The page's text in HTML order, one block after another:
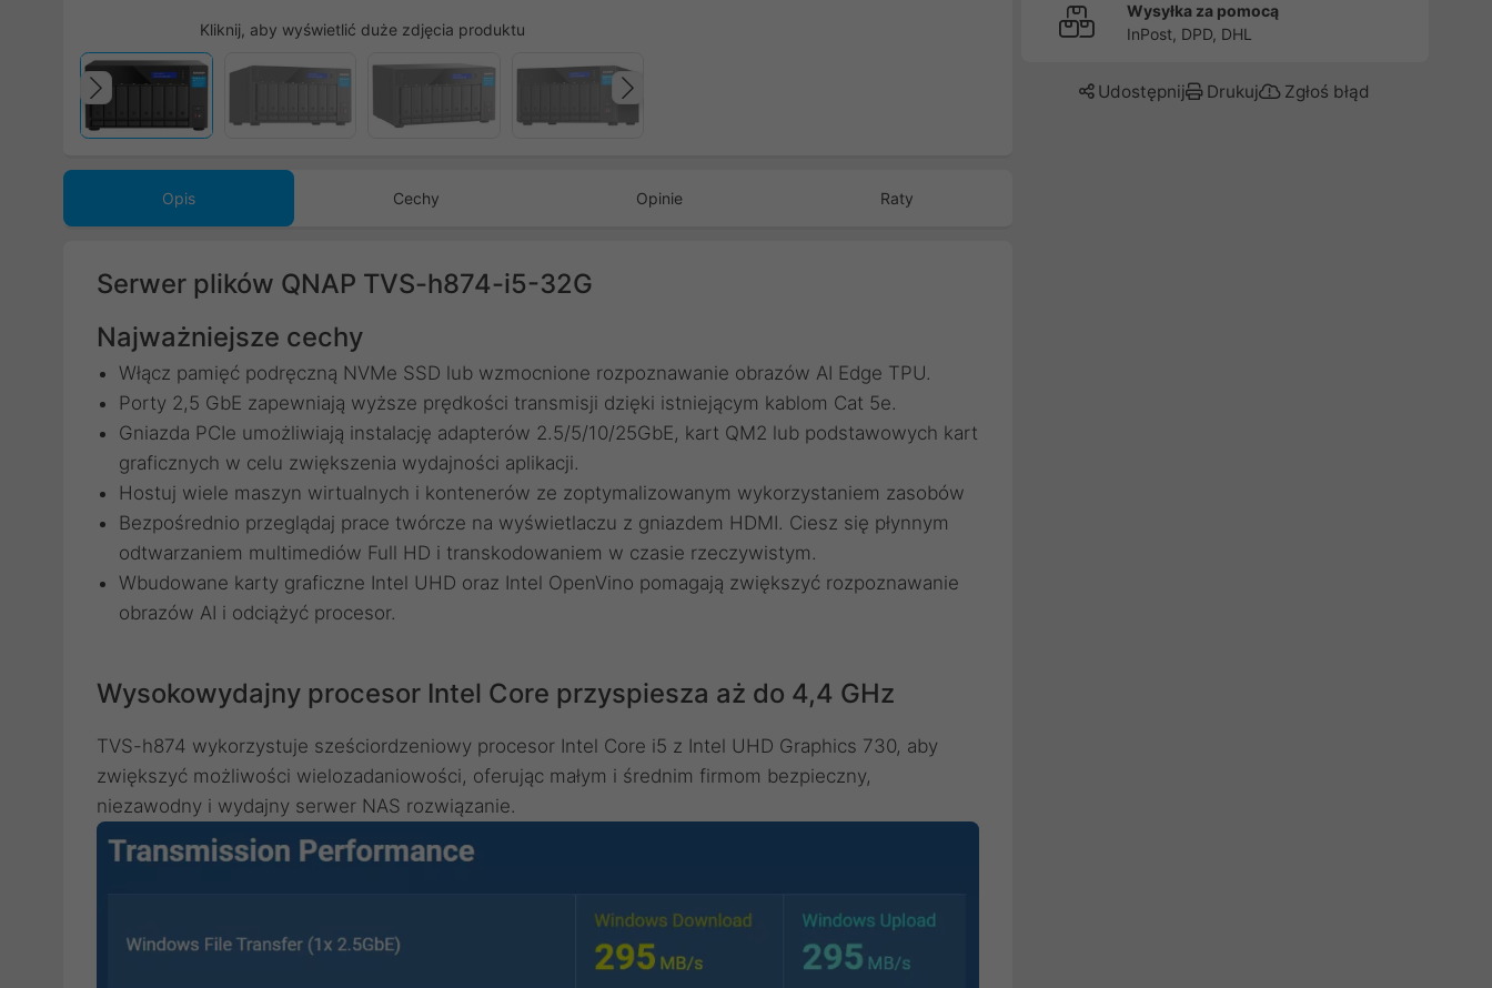
Kliknij, aby wyświetlić duże zdjęcia produktu
Następny
Poprzedni
Opis Cechy Opinie Raty
Serwer plików QNAP TVS-h874-i5-32G
Najważniejsze cechy
Włącz pamięć podręczną NVMe SSD lub wzmocnione rozpoznawanie obrazów AI Edge TPU.
Porty 2,5 GbE zapewniają wyższe prędkości transmisji dzięki istniejącym kablom Cat 5e.
Gniazda PCIe umożliwiają instalację adapterów 2.5/5/10/25GbE, kart QM2 lub podstawowych kart
graficznych w celu zwiększenia wydajności aplikacji.
Hostuj wiele maszyn wirtualnych i kontenerów ze zoptymalizowanym wykorzystaniem zasobów
Bezpośrednio przeglądaj prace twórcze na wyświetlaczu z gniazdem HDMI. Ciesz się płynnym
odtwarzaniem multimediów Full HD i transkodowaniem w czasie rzeczywistym.
Wbudowane karty graficzne Intel UHD oraz Intel OpenVino pomagają zwiększyć rozpoznawanie
obrazów AI i odciążyć procesor.
Wysokowydajny procesor Intel Core przyspiesza aż do 4,4 GHz
TVS-h874 wykorzystuje sześciordzeniowy procesor Intel Core i5 z Intel UHD Graphics 730, aby
zwiększyć możliwości wielozadaniowości, oferując małym i średnim firmom bezpieczny,
niezawodny i wydajny serwer NAS rozwiązanie.
Wysyłka za pomocą
InPost, DPD, DHL
Udostępnij Drukuj Zgłoś błąd